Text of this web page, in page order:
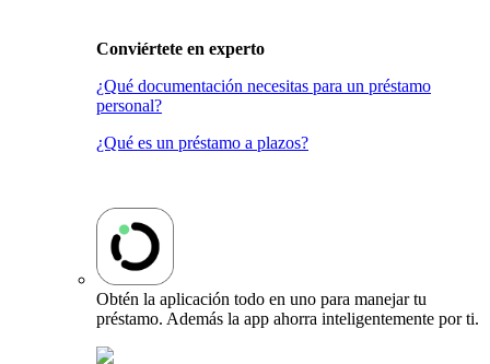
Conviértete en experto
¿Qué documentación necesitas para un préstamo
personal?
¿Qué es un préstamo a plazos?
Obtén la aplicación todo en uno para manejar tu
préstamo. Además la app ahorra inteligentemente por ti.